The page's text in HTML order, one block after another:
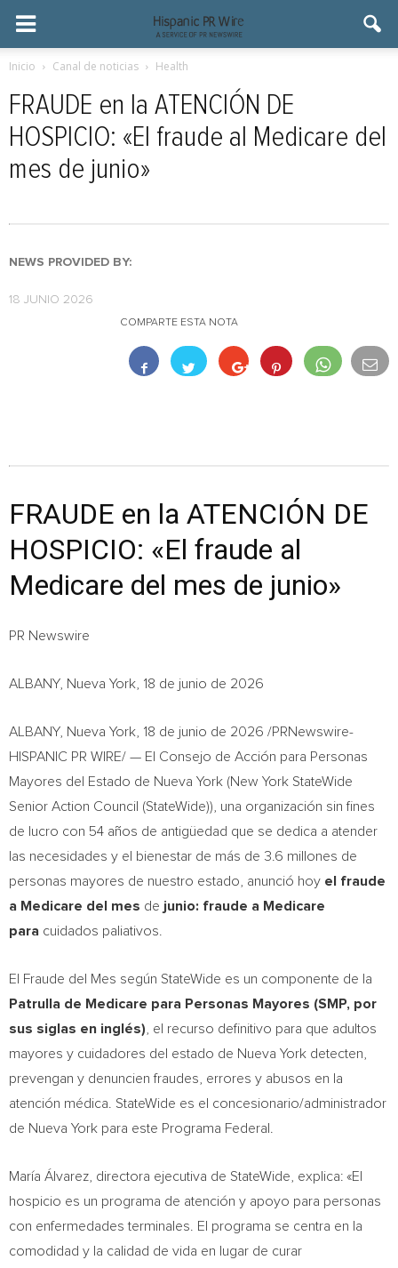
Inicio Canal de noticias Health
FRAUDE en la ATENCIÓN DE
HOSPICIO: «El fraude al Medicare del
mes de junio»
NEWS PROVIDED BY:
18 JUNIO 2026
COMPARTE ESTA NOTA
FRAUDE en la ATENCIÓN DE
HOSPICIO: «El fraude al
Medicare del mes de junio»
PR Newswire
ALBANY, Nueva York, 18 de junio de 2026
ALBANY, Nueva York 18 de junio de 2026 /PRNewswire-
HISPANIC PR WIRE/ — El Consejo de Acción para Personas
Mayores del Estado de Nueva York (New York StateWide
Senior Action Council (StateWide)), una organización sin fines
de lucro con 54 años de antigüedad que se dedica a atender
las necesidades y el bienestar de más de 3.6 millones de
personas mayores de nuestro estado, anunció hoy el fraude
a Medicare del mes de junio: fraude a Medicare
para cuidados paliativos.
El Fraude del Mes según StateWide es un componente de la
Patrulla de Medicare para Personas Mayores (SMP, por
sus siglas en inglés) , el recurso definitivo para que adultos
mayores y cuidadores del estado de Nueva York detecten,
prevengan y denuncien fraudes, errores y abusos en la
atención médica. StateWide es el concesionario/administrador
de Nueva York para este Programa Federal.
María Álvarez, directora ejecutiva de StateWide, explica: «El
hospicio es un programa de atención y apoyo para personas
con enfermedades terminales. El programa se centra en la
comodidad y la calidad de vida en lugar de curar